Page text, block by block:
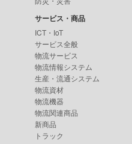
サービス・商品
ICT・IoT
サービス全般
物流サービス
物流情報システム
生産・流通システム
物流資材
物流機器
物流関連商品
新商品
トラック